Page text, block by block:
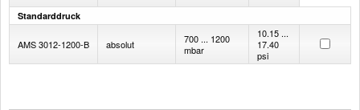
Standarddruck
AMS 3012-1200-B absolut
700 ... 1200
mbar
10.15 ...
17.40
psi